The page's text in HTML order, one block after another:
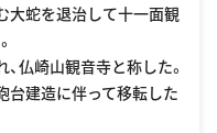
大蛇を退治して十一面観
仏崎山観音寺と称した。
台建造に伴って移転した